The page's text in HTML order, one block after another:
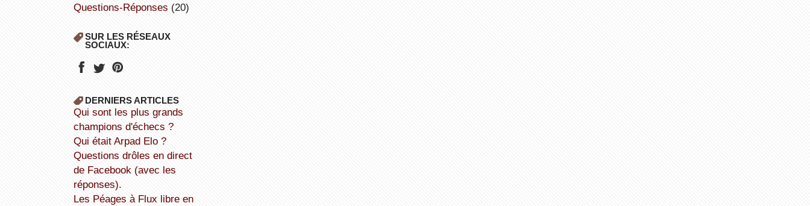
Questions-Réponses (20)
SUR LES RÉSEAUX
SOCIAUX:
DERNIERS ARTICLES
Qui sont les plus grands
champions d'échecs ?
Qui était Arpad Elo ?
Questions drôles en direct
de Facebook (avec les
réponses).
Les Péages à Flux libre en